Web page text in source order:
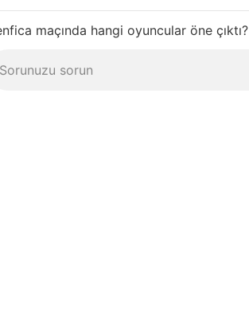
maçında hangi oyuncular öne çıktı?